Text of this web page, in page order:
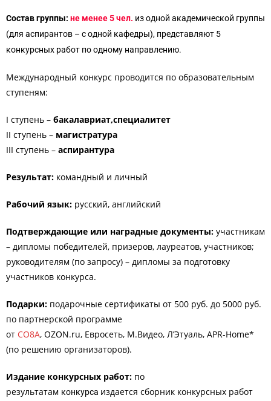
Состав группы: не менее 5 чел. из одной академической группы
(для аспирантов – с одной кафедры), представляют 5
конкурсных работ по одному направлению.
Международный конкурс проводится по образовательным
ступеням:
I ступень – бакалавриат,специалитет
II ступень – магистратура
III ступень – аспирантура
Результат: командный и личный
Рабочий язык: русский, английский
Подтверждающие или наградные документы: участникам
– дипломы победителей, призеров, лауреатов, участников;
руководителям (по запросу) – дипломы за подготовку
участников конкурса.
Подарки: подарочные сертификаты от 500 руб. до 5000 руб.
по партнерской программе
от CO8A, OZON.ru, Евросеть, М.Видео, Л’Этуаль, APR-Home*
(по решению организаторов).
Издание конкурсных работ: по
результатам конкурса издается сборник конкурсных работ